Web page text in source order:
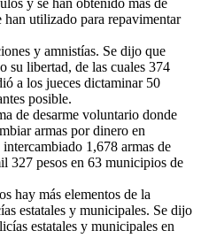
y se han obtenido más de
han utilizado para repavimentar
y amnistías. Se dijo que
su libertad, de las cuales 374
a los jueces dictaminar 50
posible.
de desarme voluntario donde
armas por dinero en
1,678 armas de
327 pesos en 63 municipios de
hay más elementos de la
estatales y municipales. Se dijo
estatales y municipales en